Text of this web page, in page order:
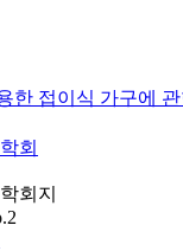
한 접이식 가구에
회
회지